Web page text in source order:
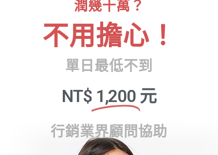
潤幾十萬？
不用擔心！
單日最低不到
NT$ 1,200 元
行銷業界顧問協助